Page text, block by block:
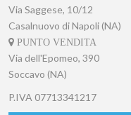
Via Saggese, 10/12
Casalnuovo di Napoli (NA)
PUNTO VENDITA
Via dell'Epomeo, 390
Soccavo (NA)
P.IVA 07713341217